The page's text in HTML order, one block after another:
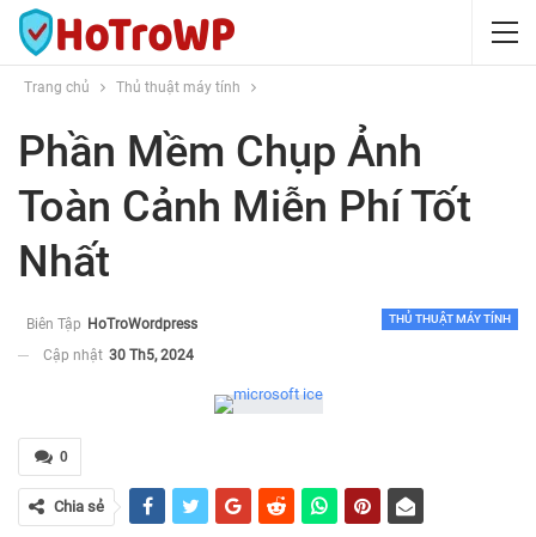
Trang chủ Thủ thuật máy tính
Phần Mềm Chụp Ảnh
Toàn Cảnh Miễn Phí Tốt
Nhất
THỦ THUẬT MÁY TÍNH
Biên Tập HoTroWordpress
Cập nhật 30 Th5, 2024
0
Chia sẻ